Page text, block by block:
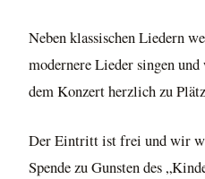
Neben klassischen Liedern
modernere Lieder singen
dem Konzert herzlich zu
Der Eintritt ist frei und wir
Spende zu Gunsten des